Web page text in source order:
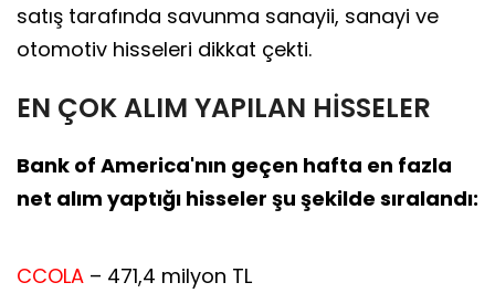
satış tarafında savunma sanayii, sanayi ve
otomotiv hisseleri dikkat çekti.
EN ÇOK ALIM YAPILAN HİSSELER
Bank of America'nın geçen hafta en fazla
net alım yaptığı hisseler şu şekilde sıralandı:
CCOLA – 471,4 milyon TL